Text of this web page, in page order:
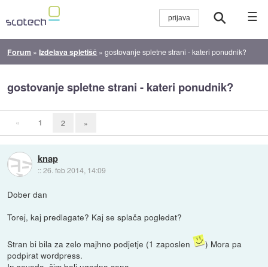
☰
Forum »Izdelava spletišč »gostovanje spletne strani - kateri ponudnik?
gostovanje spletne strani - kateri ponudnik?
« 1 2 »
knap
::26. feb 2014, 14:09
Dober dan
Torej, kaj predlagate? Kaj se splača pogledat?
Stran bi bila za zelo majhno podjetje (1 zaposlen
) Mora pa
podpirat wordpress.